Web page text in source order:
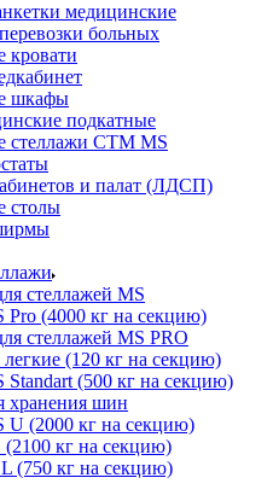
медицинские
больных
кровати
шкафы
подкатные
стеллажи CTM MS
и палат (ЛДСП)
столы
стеллажей MS
Pro (4000 кг на секцию)
стеллажей MS PRO
(120 кг на секцию)
(500 кг на секцию)
хранения шин
U (2000 кг на секцию)
кг на секцию)
(750 кг на секцию)